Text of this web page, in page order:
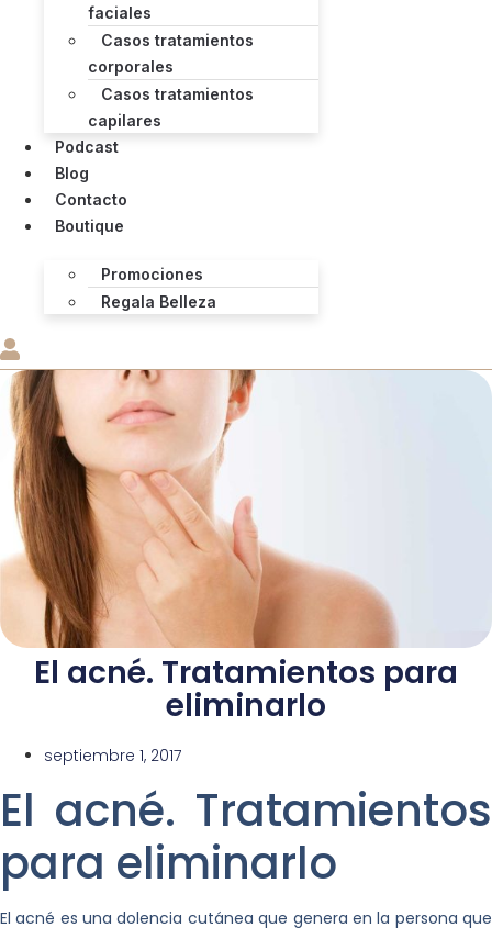
faciales
Casos tratamientos
corporales
Casos tratamientos
capilares
Podcast
Blog
Contacto
Boutique
Promociones
Regala Belleza
El acné. Tratamientos para
eliminarlo
septiembre 1, 2017
El acné. Tratamientos
para eliminarlo
El acné es una dolencia cutánea que genera en la persona que